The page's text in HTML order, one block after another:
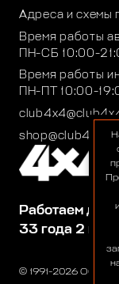
© 1991-2026 ООО
Работаем для
33 года 2
Адреса и схемы
Время работы
ПН-СБ 10:00-
Время работы
ПН-ПТ 10:00-
shop@club4x4.ru